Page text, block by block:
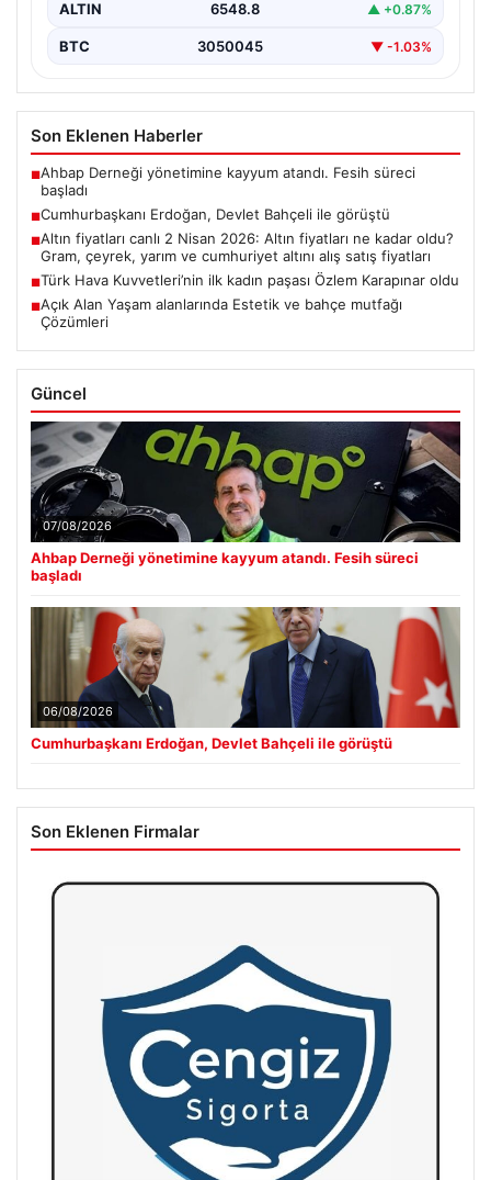
ALTIN 6548.8 ▲ +0.87%
BTC 3050045 ▼ -1.03%
Son Eklenen Haberler
■Ahbap Derneği yönetimine kayyum atandı. Fesih süreci
başladı
■Cumhurbaşkanı Erdoğan, Devlet Bahçeli ile görüştü
■Altın fiyatları canlı 2 Nisan 2026: Altın fiyatları ne kadar oldu?
Gram, çeyrek, yarım ve cumhuriyet altını alış satış fiyatları
■Türk Hava Kuvvetleri’nin ilk kadın paşası Özlem Karapınar oldu
■Açık Alan Yaşam alanlarında Estetik ve bahçe mutfağı
Çözümleri
Güncel
07/08/2026
Ahbap Derneği yönetimine kayyum atandı. Fesih süreci
başladı
06/08/2026
Cumhurbaşkanı Erdoğan, Devlet Bahçeli ile görüştü
Son Eklenen Firmalar